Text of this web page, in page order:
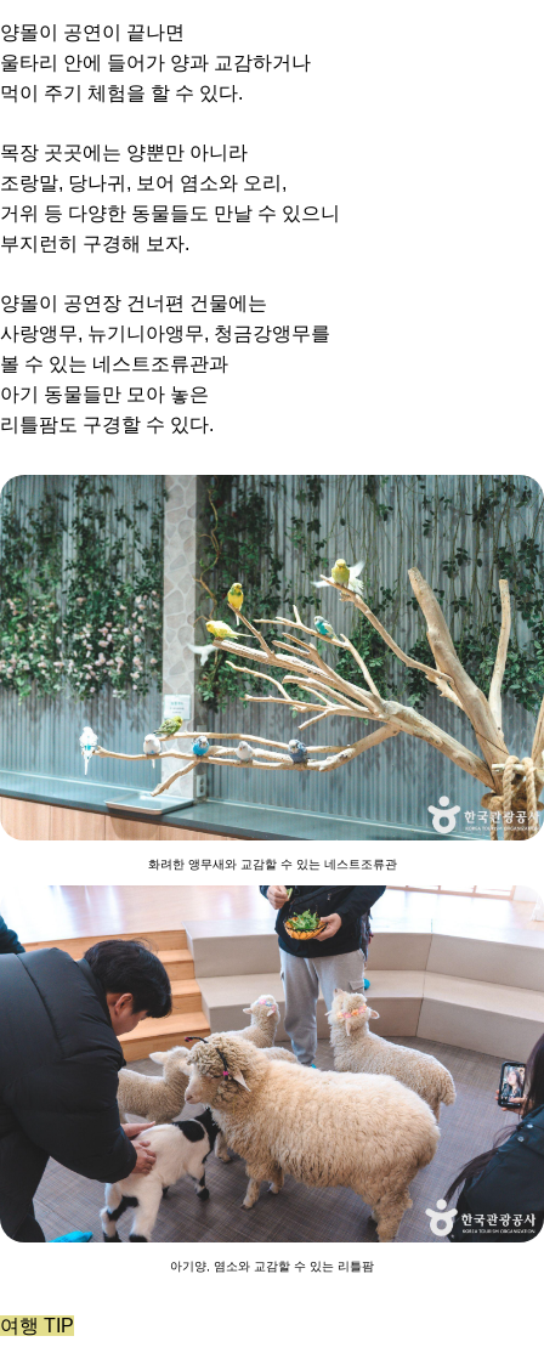
양몰이 공연이 끝나면
울타리 안에 들어가 양과 교감하거나
먹이 주기 체험을 할 수 있다.
목장 곳곳에는 양뿐만 아니라
조랑말, 당나귀, 보어 염소와 오리,
거위 등 다양한 동물들도 만날 수 있으니
부지런히 구경해 보자.
양몰이 공연장 건너편 건물에는
사랑앵무, 뉴기니아앵무, 청금강앵무를
볼 수 있는 네스트조류관과
아기 동물들만 모아 놓은
리틀팜도 구경할 수 있다.
화려한 앵무새와 교감할 수 있는 네스트조류관
아기양, 염소와 교감할 수 있는 리틀팜
여행 TIP